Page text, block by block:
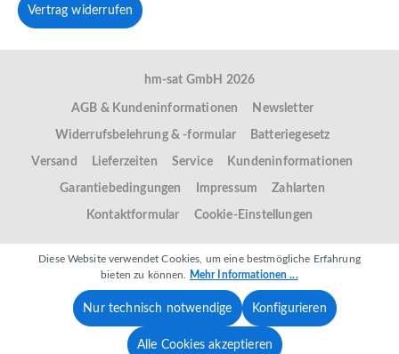
Vertrag widerrufen
hm-sat GmbH 2026
AGB & Kundeninformationen Newsletter
Widerrufsbelehrung & -formular Batteriegesetz
Versand Lieferzeiten Service Kundeninformationen
Garantiebedingungen Impressum Zahlarten
Kontaktformular Cookie-Einstellungen
Diese Website verwendet Cookies, um eine bestmögliche Erfahrung
bieten zu können.
Mehr Informationen ...
Nur technisch notwendige Konfigurieren
Alle Cookies akzeptieren